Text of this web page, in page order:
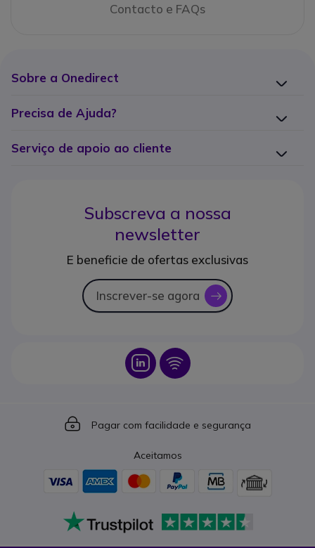
Contacto e FAQs
Sobre a Onedirect
Precisa de Ajuda?
Serviço de apoio ao cliente
Subscreva a nossa
newsletter
E beneficie de ofertas exclusivas
Inscrever-se agora icon
Icon Icon
Icon
Pagar com facilidade e segurança
Aceitamos